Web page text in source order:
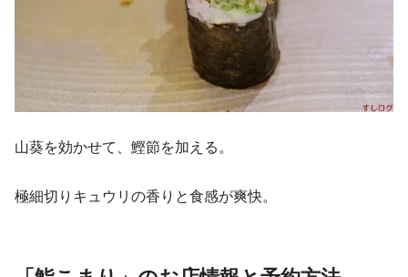
山葵を効かせて、鰹節を加える。
極細切りキュウリの香りと食感が爽快。